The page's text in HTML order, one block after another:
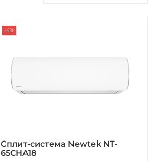
-4%
Сплит-система Newtek NT-
65CHA18